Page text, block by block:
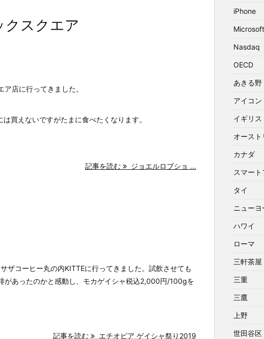
クスクエア
店に行ってきました。
買えないですがたまに食べたくなります。
記事を読む
ジョエルロブショ ...
ザコーヒー丸の内KITTEに行ってきました。試飲させても
があったのかと感動し、モカゲイシャ税込2,000円/100gを
記事を読む エチオピア ゲイシャ祭り2019
iPhone
Microsoft
Nasdaq
OECD
あきる野
アイコン
イギリス
オースト
カナダ
スマート
タイ
ニューヨ
ハワイ
ローマ
三軒茶屋
三重
三鷹
上野
世田谷区